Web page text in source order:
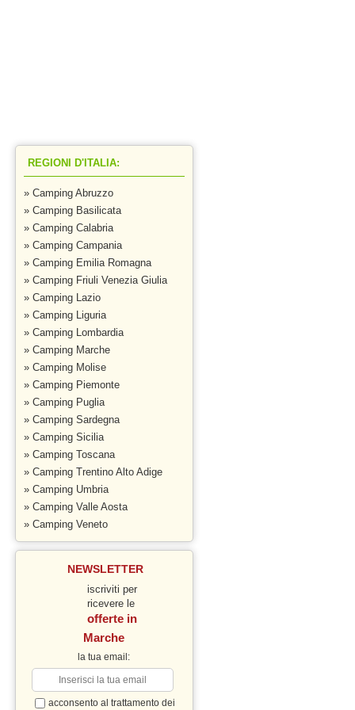
REGIONI D'ITALIA:
» Camping Abruzzo
» Camping Basilicata
» Camping Calabria
» Camping Campania
» Camping Emilia Romagna
» Camping Friuli Venezia Giulia
» Camping Lazio
» Camping Liguria
» Camping Lombardia
» Camping Marche
» Camping Molise
» Camping Piemonte
» Camping Puglia
» Camping Sardegna
» Camping Sicilia
» Camping Toscana
» Camping Trentino Alto Adige
» Camping Umbria
» Camping Valle Aosta
» Camping Veneto
NEWSLETTER
iscriviti per
ricevere le
offerte in
Marche
la tua email:
acconsento al trattamento dei